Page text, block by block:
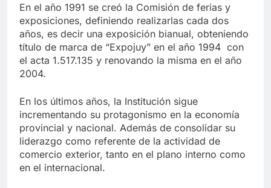
En el año 1991 se creó la Comisión de ferias y
exposiciones, definiendo realizarlas cada dos
años, es decir una exposición bianual, obteniendo
título de marca de “Expojuy” en el año 1994 con
el acta 1.517.135 y renovando la misma en el año
2004.
En los últimos años, la Institución sigue
incrementando su protagonismo en la economía
provincial y nacional. Además de consolidar su
liderazgo como referente de la actividad de
comercio exterior, tanto en el plano interno como
en el internacional.